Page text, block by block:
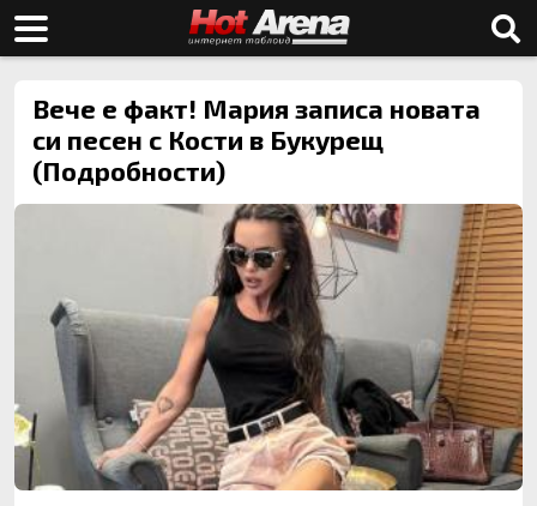
Вече е факт! Мария записа новата
си песен с Кости в Букурещ
(Подробности)